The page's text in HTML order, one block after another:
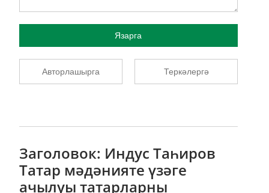
Язарга
Авторлашырга Теркәлергә
Заголовок: Индус Таһиров
Татар мәдәнияте үзәге
ачылуы татарларны